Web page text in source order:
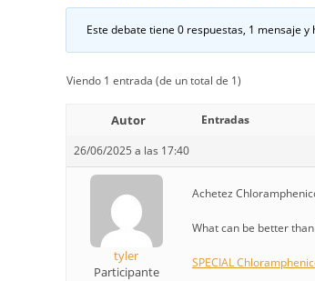
Este debate tiene 0 respuestas, 1 mensaje
Viendo 1 entrada (de un total de 1)
Autor
Entradas
26/06/2025 a las 17:40
tyler
Participante
Achetez
What can be better
SPECIAL